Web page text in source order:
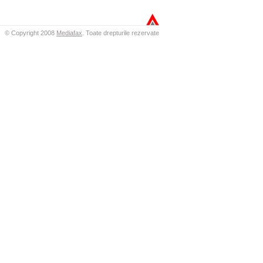
© Copyright 2008 Mediafax Toate drepturile rezervate